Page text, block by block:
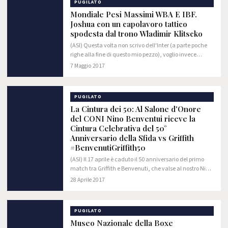
PUGILATO
Mondiale Pesi Massimi WBA E IBF.
Joshua con un capolavoro tattico
spodesta dal trono Wladimir Klitscko
(ASI) Questa volta non scrivo dell'Inter (a parte poche
righe alla fine di questo mio pezzo), voglio invece
impiegare lo spazio che la Direzione ASI mi mette
7 Maggio 2017
PUGILATO
La Cintura dei 50: Al Salone d'Onore
del CONI Nino Benventui riceve la
Cintura Celebrativa del 50°
Anniversario della Sfida vs Griffith
#BenvenutiGriffith50
(ASI) Il 17 aprile è caduto il 50 anniversario del primo
match tra Griffith e Benvenuti, che valse al nostro Nino
il Titolo Mondiale WBC e WBA dei Pesi Medi. L'incontro,
28 Aprile 2017
PUGILATO
Museo Nazionale della Boxe